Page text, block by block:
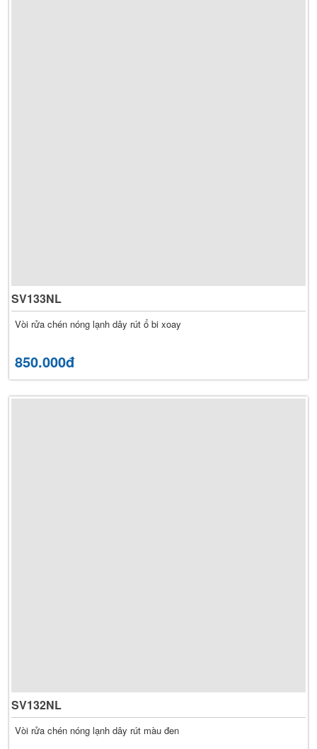
SV133NL
Vòi rửa chén nóng lạnh dây rút ổ bi xoay
850.000đ
SV132NL
Vòi rửa chén nóng lạnh dây rút màu đen